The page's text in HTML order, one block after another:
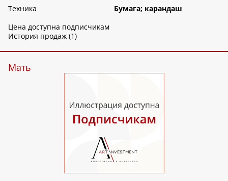
Техника
Бумага; карандаш
Цена доступна подписчикам
История продаж (1)
Мать